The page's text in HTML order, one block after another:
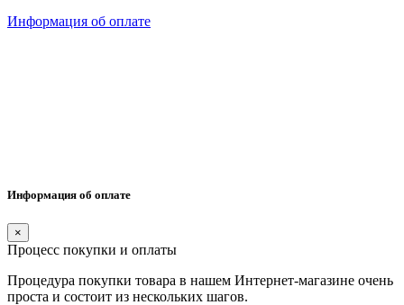
Информация об оплате
Информация об оплате
×
Процесс покупки и оплаты
Процедура покупки товара в нашем Интернет-магазине очень
проста и состоит из нескольких шагов.